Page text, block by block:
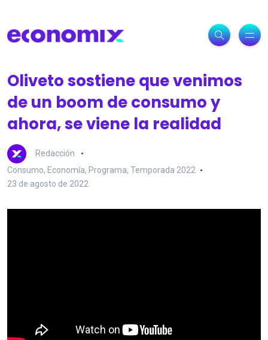
Oliveto sostiene que venimos
de un boom de consumo y
ahora, se viene la realidad
Redacción
Consumo, Economía, Programa, Temporada 2022
23 de agosto de 2022